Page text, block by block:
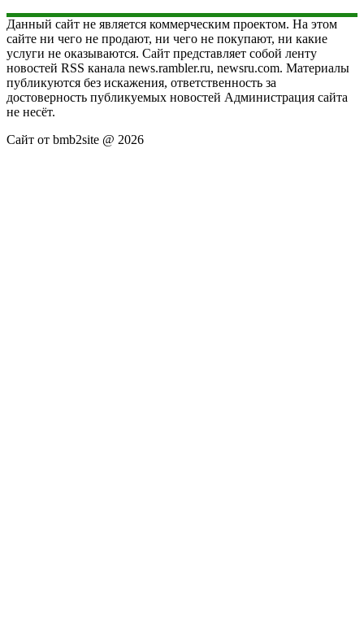
Данный сайт не является коммерческим проектом. На этом
сайте ни чего не продают, ни чего не покупают, ни какие
услуги не оказываются. Сайт представляет собой ленту
новостей RSS канала news.rambler.ru, newsru.com. Материалы
публикуются без искажения, ответственность за
достоверность публикуемых новостей Администрация сайта
не несёт.
Сайт от bmb2site @ 2026